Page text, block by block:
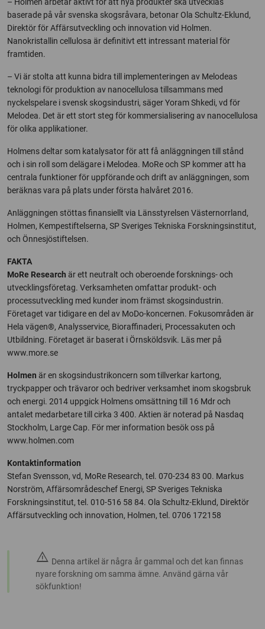
baserade på vår svenska skogsråvara, betonar Ola Schultz-Eklund,
Direktör för Affärsutveckling och innovation vid Holmen.
Nanokristallin cellulosa är definitivt ett intressant material för
framtiden.
– Vi är stolta att kunna bidra till implementeringen av Melodeas
teknologi för produktion av nanocellulosa tillsammans med
nyckelspelare i svensk skogsindustri, säger Yoram Shkedi, vd för
Melodea. Det är ett stort steg för kommersialisering av nanocellulosa
för olika applikationer.
Holmens deltar som katalysator för att få anläggningen till stånd
och i sin roll som delägare i Melodea. MoRe och SP kommer att ha
centrala funktioner för uppförande och drift av anläggningen, som
beräknas vara på plats under första halvåret 2016.
Anläggningen stöttas finansiellt via Länsstyrelsen Västernorrland,
Holmen, Kempestiftelserna, SP Sveriges Tekniska Forskningsinstitut,
och Önnesjöstiftelsen.
FAKTA
MoRe Research är ett neutralt och oberoende forsknings- och
utvecklingsföretag. Verksamheten omfattar produkt- och
processutveckling med kunder inom främst skogsindustrin.
Företaget var tidigare en del av MoDo-koncernen. Fokusområden är
Hela vägen®, Analysservice, Bioraffinaderi, Processakuten och
Utbildning. Företaget är baserat i Örnsköldsvik. Läs mer på
www.more.se
Holmen är en skogsindustrikoncern som tillverkar kartong,
tryckpapper och trävaror och bedriver verksamhet inom skogsbruk
och energi. 2014 uppgick Holmens omsättning till 16 Mdr och
antalet medarbetare till cirka 3 400. Aktien är noterad på Nasdaq
Stockholm, Large Cap. För mer information besök oss på
www.holmen.com
Kontaktinformation
Stefan Svensson, vd, MoRe Research, tel. 070-234 83 00. Markus
Norström, Affärsområdeschef Energi, SP Sveriges Tekniska
Forskningsinstitut, tel. 010-516 58 84. Ola Schultz-Eklund, Direktör
Affärsutveckling och innovation, Holmen, tel. 0706 172158
warning Denna artikel är några år gammal och det kan finnas
nyare forskning om samma ämne. Använd gärna vår
sökfunktion!